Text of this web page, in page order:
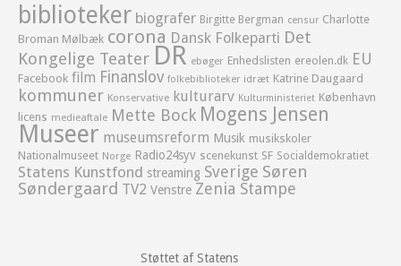
biblioteker biografer Birgitte Bergman censur Charlotte
Broman Mølbæk corona Dansk Folkeparti Det
Kongelige Teater DR ebøger Enhedslisten ereolen.dk EU
Facebook film Finanslov folkebiblioteker idræt Katrine Daugaard
kommuner Konservative kulturarv Kulturministeriet København
licens medieaftale Mette Bock Mogens Jensen
Museer museumsreform Musik musikskoler
Nationalmuseet Norge Radio24syv scenekunst SF Socialdemokratiet
Statens Kunstfond streaming Sverige Søren
Søndergaard TV2 Venstre Zenia Stampe
Støttet af Statens